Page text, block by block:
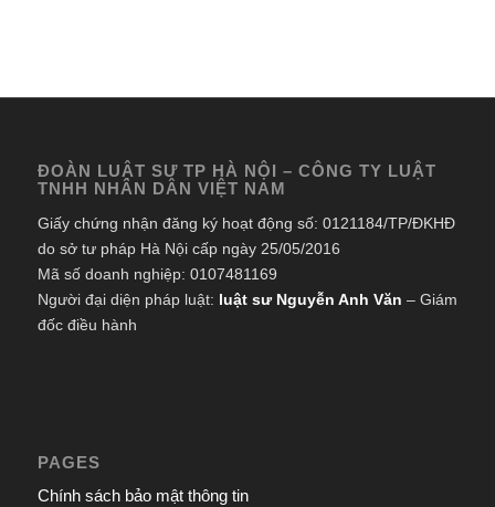
ĐOÀN LUẬT SƯ TP HÀ NỘI – CÔNG TY LUẬT
TNHH NHÂN DÂN VIỆT NAM
Giấy chứng nhận đăng ký hoạt động số: 0121184/TP/ĐKHĐ
do sở tư pháp Hà Nội cấp ngày 25/05/2016
Mã số doanh nghiệp: 0107481169
Người đại diện pháp luật: luật sư Nguyễn Anh Văn – Giám
đốc điều hành
PAGES
Chính sách bảo mật thông tin